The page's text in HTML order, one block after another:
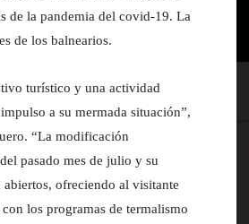
de la pandemia del covid-19. La
de los balnearios.
turístico y una actividad
a su mermada situación”,
“La modificación
pasado mes de julio y su
ofreciendo al visitante
los programas de termalismo